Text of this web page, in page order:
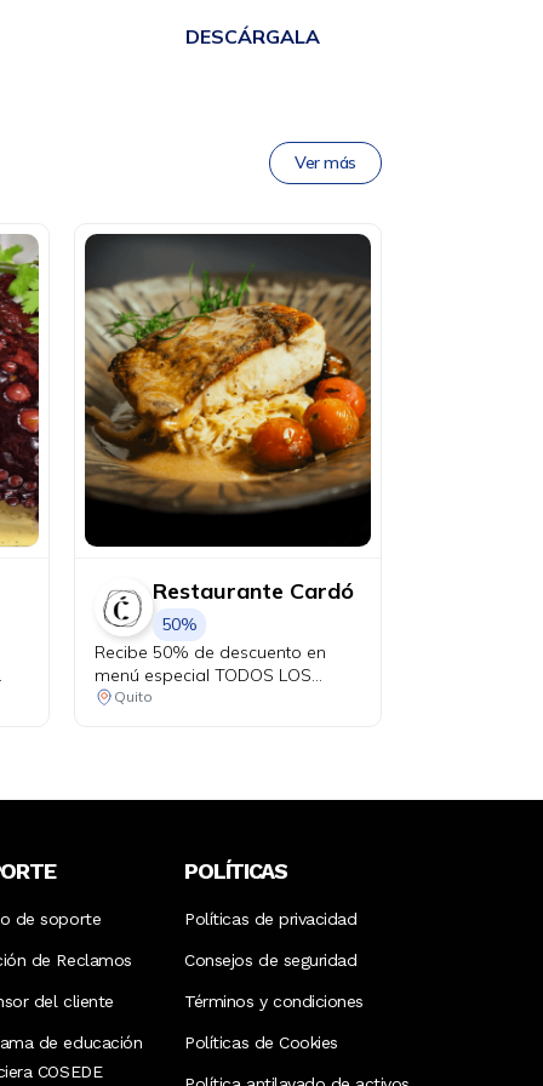
DESCÁRGALA
Ver más
Restaurante Cardó
50%
Recibe 50% de descuento en
menú especial TODOS LOS
JUEVES con tu Diners.
Quito
de soporte
de Reclamos
del cliente
de educación
COSEDE
POLÍTICAS
Políticas de privacidad
Consejos de seguridad
Términos y condiciones
Políticas de Cookies